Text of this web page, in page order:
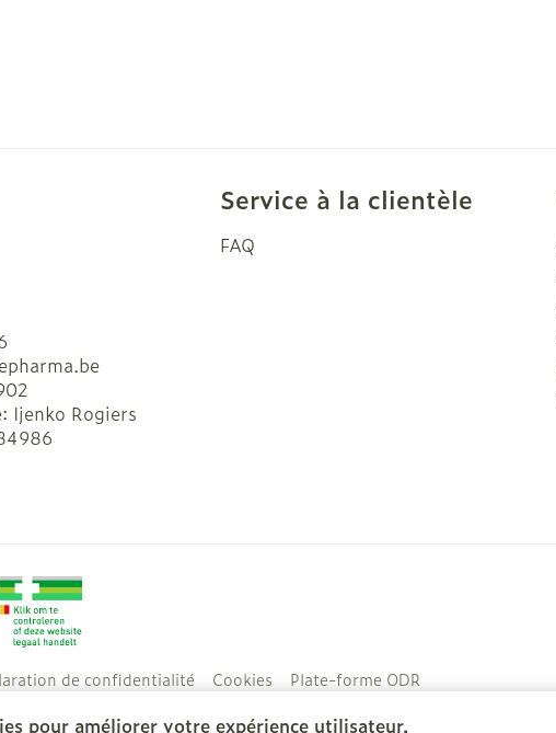
pour améliorer votre expérience utilisateur.
Ijenko Rogiers
Service à la clientèle
FAQ
de confidentialité Cookies Plate-forme ODR